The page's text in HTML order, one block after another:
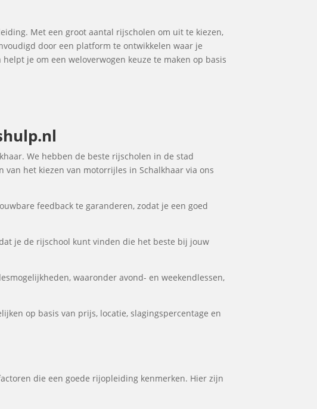
Met een groot aantal rijscholen om uit te kiezen,
door een platform te ontwikkelen waar je
je om een weloverwogen keuze te maken op basis
We hebben de beste rijscholen in de stad
het kiezen van motorrijles in Schalkhaar via ons
feedback te garanderen, zodat je een goed
je de rijschool kunt vinden die het beste bij jouw
waaronder avond- en weekendlessen,
op basis van prijs, locatie, slagingspercentage en
die een goede rijopleiding kenmerken. Hier zijn